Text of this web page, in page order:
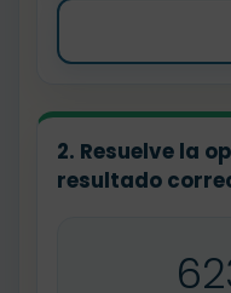
2. Resuelve la
resultado